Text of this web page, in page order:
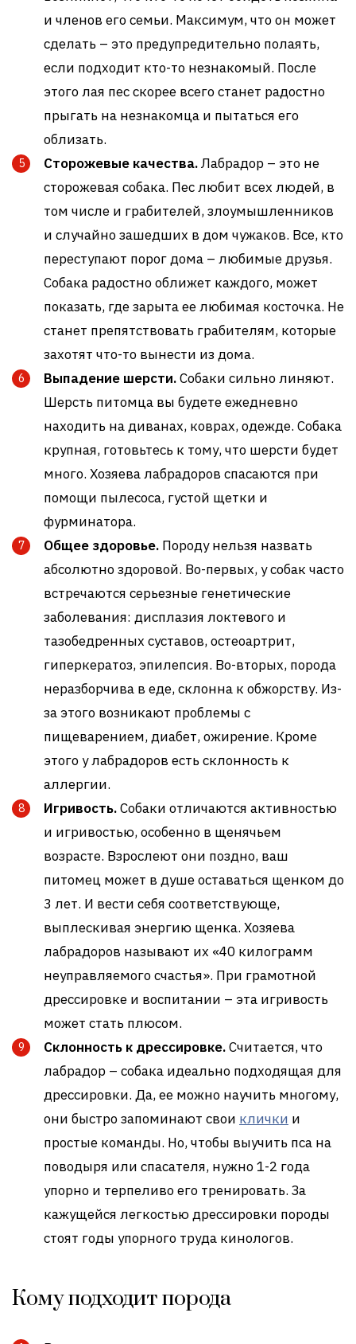
и членов его семьи. Максимум, что он может
сделать – это предупредительно полаять,
если подходит кто-то незнакомый. После
этого лая пес скорее всего станет радостно
прыгать на незнакомца и пытаться его
облизать.
Сторожевые качества.Лабрадор – это не
сторожевая собака. Пес любит всех людей, в
том числе и грабителей, злоумышленников
и случайно зашедших в дом чужаков. Все, кто
переступают порог дома – любимые друзья.
Собака радостно оближет каждого, может
показать, где зарыта ее любимая косточка. Не
станет препятствовать грабителям, которые
захотят что-то вынести из дома.
Выпадение шерсти.Собаки сильно линяют.
Шерсть питомца вы будете ежедневно
находить на диванах, коврах, одежде. Собака
крупная, готовьтесь к тому, что шерсти будет
много. Хозяева лабрадоров спасаются при
помощи пылесоса, густой щетки и
фурминатора.
Общее здоровье. Породу нельзя назвать
абсолютно здоровой. Во-первых, у собак часто
встречаются серьезные генетические
заболевания: дисплазия локтевого и
тазобедренных суставов, остеоартрит,
гиперкератоз, эпилепсия. Во-вторых, порода
неразборчива в еде, склонна к обжорству. Из-
за этого возникают проблемы с
пищеварением, диабет, ожирение. Кроме
этого у лабрадоров есть склонность к
аллергии.
Игривость.Собаки отличаются активностью
и игривостью, особенно в щенячьем
возрасте. Взрослеют они поздно, ваш
питомец может в душе оставаться щенком до
3 лет. И вести себя соответствующе,
выплескивая энергию щенка. Хозяева
лабрадоров называют их «40 килограмм
неуправляемого счастья». При грамотной
дрессировке и воспитании – эта игривость
может стать плюсом.
Склонность к дрессировке.Считается, что
лабрадор – собака идеально подходящая для
дрессировки. Да, ее можно научить многому,
они быстро запоминают свои клички и
простые команды. Но, чтобы выучить пса на
поводыря или спасателя, нужно 1-2 года
упорно и терпеливо его тренировать. За
кажущейся легкостью дрессировки породы
стоят годы упорного труда кинологов.
Кому подходит порода